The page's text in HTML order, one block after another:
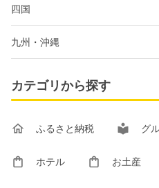
四国
九州・沖縄
カテゴリから探す
ふるさと納税 グ
ホテル お土産